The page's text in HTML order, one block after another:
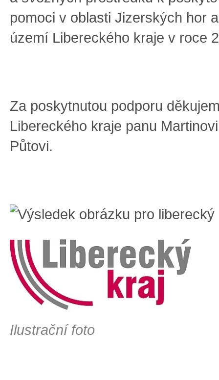
pomoci v oblasti Jizerských hor
území Libereckého kraje v roce
Za poskytnutou podporu
Libereckého kraje panu Martinovi
Půtovi.
Ilustrační foto